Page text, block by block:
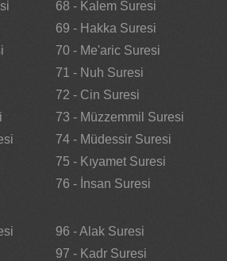
68 - Kalem Suresi
69 - Hakka Suresi
70 - Me'aric Suresi
71 - Nuh Suresi
72 - Cin Suresi
73 - Müzzemmil Suresi
74 - Müdessir Suresi
75 - Kıyamet Suresi
76 - İnsan Suresi
96 - Alak Suresi
97 - Kadr Suresi